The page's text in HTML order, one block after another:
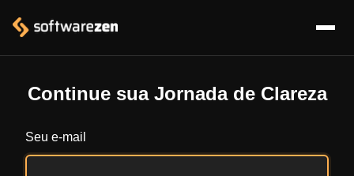
Continue sua Jornada de Clareza
Seu e-mail